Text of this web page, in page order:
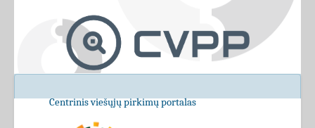
Centrinis viešųjų pirkimų portalas